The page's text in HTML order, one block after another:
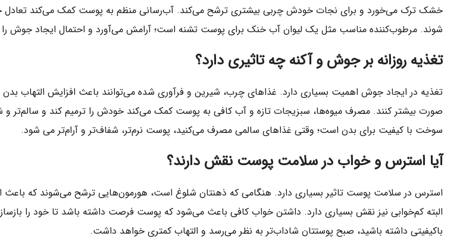
خشک ترک می‌خورد و برای نجات خودش چربی بیشتری ترشح می‌کند. آب‌رسانی منظم به پوست کمک می‌کند تعادل
شوند. مرطوب‌کننده مناسب مثل یک لیوان آب خنک برای پوست تشنه است؛ آرامش می‌آورد و احتمال ایجاد جوش را
تغذیه روزانه بر جوش و آکنه چه تاثیری دارد؟
تغذیه در ایجاد جوش اهمیت بسیاری دارد. غذاهای چرب، شیرین و فرآوری شده می‌توانند باعث افزایش التهاب
صورت بیشتر کنند. مصرف میوه‌ها، سبزیجات تازه و آب کافی به پوست کمک می‌کند خودش را ترمیم کند و سالم‌تر و
سوخت با کیفیت برای بدن است؛ وقتی غذاهای سالمی مصرف می‌کنید، پوست نرم‌تر، شفاف‌تر و آرام‌تر می شود.
آیا استرس و خواب در سلامت پوست نقش دارند؟
استرس در سلامت پوست تاثیر بسیاری دارد. هنگامی که ذهنتان شلوغ است، هورمون‌هایی ترشح می‌شوند که باعث
البته کم‌خوابی نیز نقش بسیاری دارد. داشتن خواب کافی باعث می‌شود که پوست فرصت داشته باشد تا خود را
باکیفیتی داشته باشید، صبح پوستتان شاداب‌تر به نظر می‌رسد و التهاب کمتری خواهد داشت.